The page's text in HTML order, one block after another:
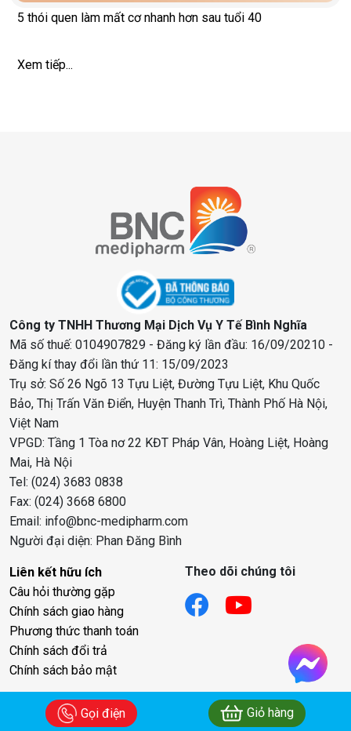
5 thói quen làm mất cơ nhanh hơn sau tuổi 40
Xem tiếp...
Gọi điện Giỏ hàng
Công ty TNHH Thương Mại Dịch Vụ Y Tế Bình Nghĩa
Mã số thuế: 0104907829 - Đăng ký lần đầu: 16/09/20210 -
Đăng kí thay đổi lần thứ 11: 15/09/2023
Trụ sở: Số 26 Ngõ 13 Tựu Liệt, Đường Tựu Liệt, Khu Quốc
Bảo, Thị Trấn Văn Điển, Huyện Thanh Trì, Thành Phố Hà Nội,
Việt Nam
VPGD: Tầng 1 Tòa nơ 22 KĐT Pháp Vân, Hoàng Liệt, Hoàng
Mai, Hà Nội
Tel: (024) 3683 0838
Fax: (024) 3668 6800
Email: info@bnc-medipharm.com
Người đại diện: Phan Đăng Bình
Liên kết hữu ích
Câu hỏi thường gặp
Chính sách giao hàng
Phương thức thanh toán
Chính sách đổi trả
Chính sách bảo mật
Theo dõi chúng tôi